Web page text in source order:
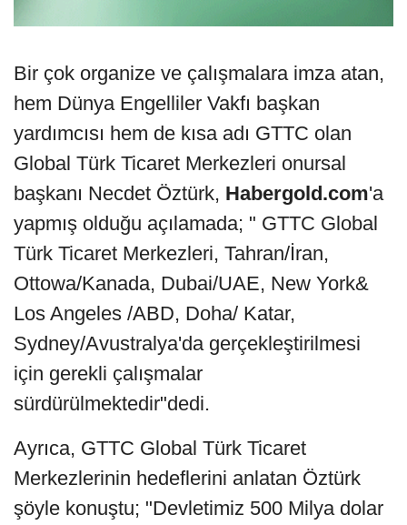
Bir çok organize ve çalışmalara imza atan,
hem Dünya Engelliler Vakfı başkan
yardımcısı hem de kısa adı GTTC olan
Global Türk Ticaret Merkezleri onursal
başkanı Necdet Öztürk, Habergold.com'a
yapmış olduğu açılamada; " GTTC Global
Türk Ticaret Merkezleri, Tahran/İran,
Ottowa/Kanada, Dubai/UAE, New York&
Los Angeles /ABD, Doha/ Katar,
Sydney/Avustralya'da gerçekleştirilmesi
için gerekli çalışmalar
sürdürülmektedir"dedi.
Ayrıca, GTTC Global Türk Ticaret
Merkezlerinin hedeflerini anlatan Öztürk
şöyle konuştu; "Devletimiz 500 Milya dolar